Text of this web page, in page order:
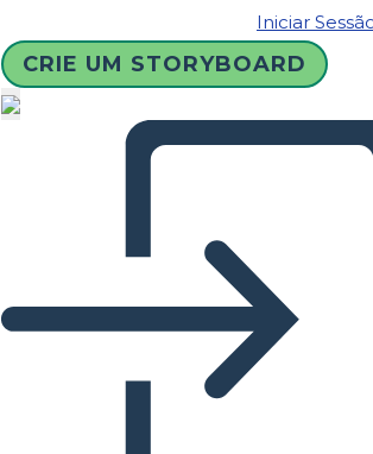
Iniciar
CRIE UM STORYBOARD